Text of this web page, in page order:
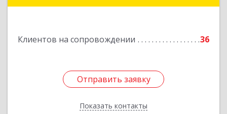
Клиентов на сопровождении 36
Отправить заявку
Показать контакты
Отправить заявку
Назад